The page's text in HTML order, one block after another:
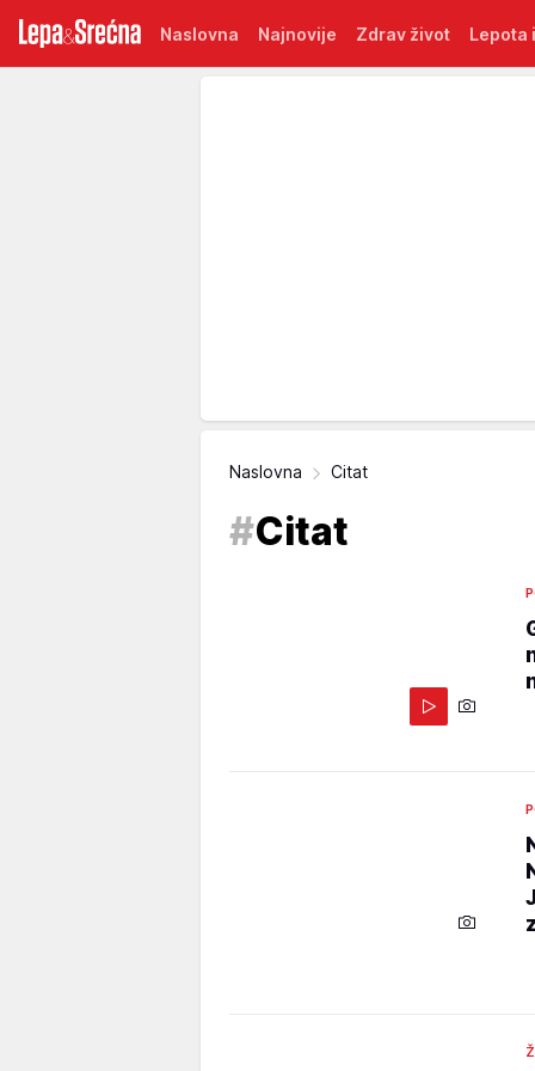
Naslovna Najnovije Zdrav život Lepota
Naslovna Citat
#Citat